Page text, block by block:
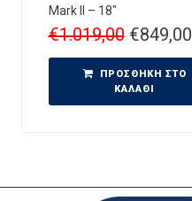
Mark II – 18″
€1.019,00 €849,00
ΠΡΟΣΘΉΚΗ ΣΤΟ
ΚΑΛΆΘΙ